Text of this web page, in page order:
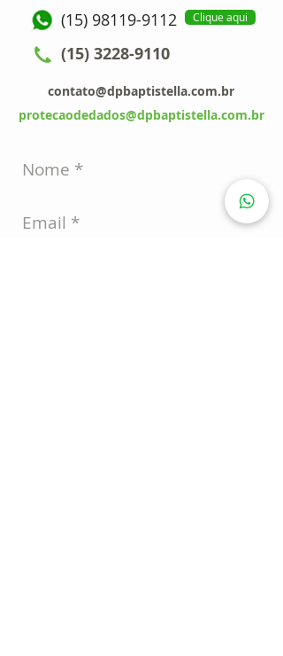
(15) 98119-9112 Clique aqui
(15) 3228-9110
contato@dpbaptistella.com.br
protecaodedados@dpbaptistella.com.br